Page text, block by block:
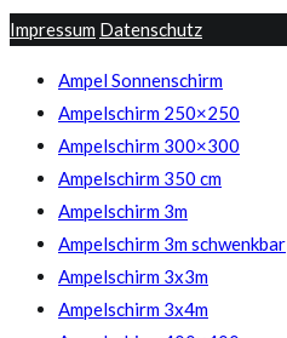
Impressum Datenschutz
Ampel Sonnenschirm
Ampelschirm 250×250
Ampelschirm 300×300
Ampelschirm 350 cm
Ampelschirm 3m
Ampelschirm 3m schwenkbar
Ampelschirm 3x3m
Ampelschirm 3x4m